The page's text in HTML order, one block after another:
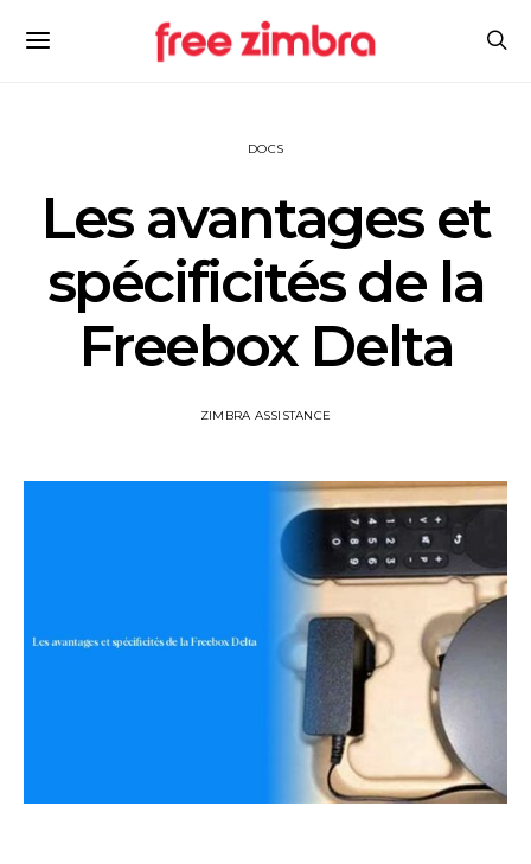
DOCS
Les avantages et
spécificités de la
Freebox Delta
ZIMBRA ASSISTANCE